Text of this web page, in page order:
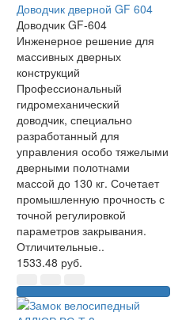
Доводчик дверной GF 604
Доводчик GF-604
Инженерное решение для
массивных дверных
конструкций
Профессиональный
гидромеханический
доводчик, специально
разработанный для
управления особо тяжелыми
дверными полотнами
массой до 130 кг. Сочетает
промышленную прочность с
точной регулировкой
параметров закрывания.
Отличительные..
1533.48 руб.